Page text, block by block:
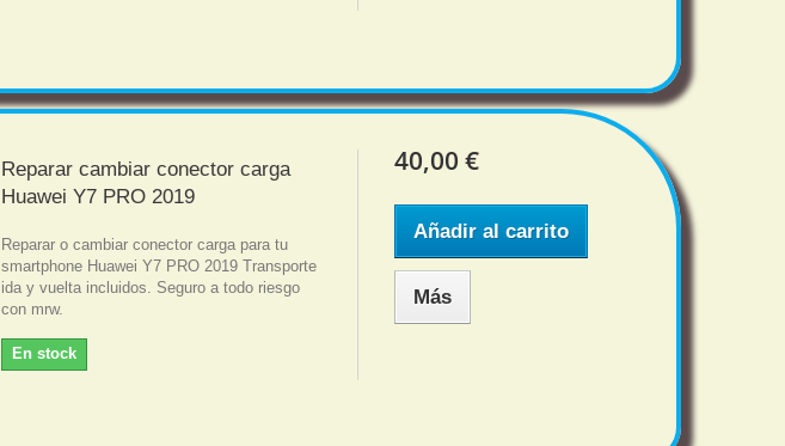
Reparar cambiar conector carga
Huawei Y7 PRO 2019
Reparar o cambiar conector carga para tu
smartphone Huawei Y7 PRO 2019 Transporte
ida y vuelta incluidos. Seguro a todo riesgo
con mrw.
En stock
40,00 €
Añadir al carrito
Más